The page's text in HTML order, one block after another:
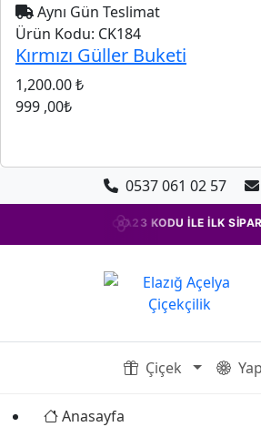
Aynı Gün Teslimat
Ürün Kodu: CK184
Kırmızı Güller Buketi
1,200.00 ₺
999 ,00₺
0537 061 02 57
ACELYA23 KODU İLE İLK SİPARİŞE
Çiçek
Anasayfa